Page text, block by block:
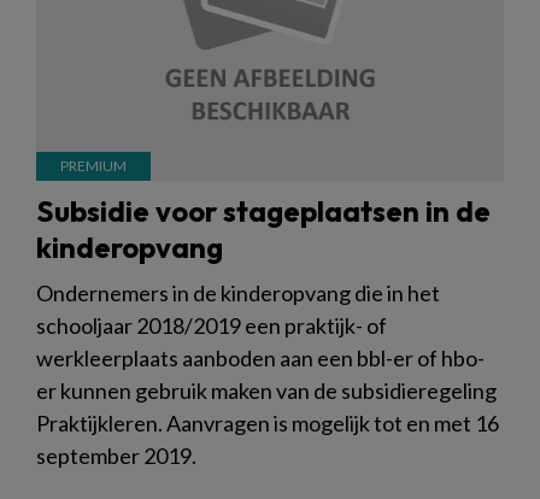
Subsidie voor stageplaatsen in de
kinderopvang
Ondernemers in de kinderopvang die in het
schooljaar 2018/2019 een praktijk- of
werkleerplaats aanboden aan een bbl-er of hbo-
er kunnen gebruik maken van de subsidieregeling
Praktijkleren. Aanvragen is mogelijk tot en met 16
september 2019.